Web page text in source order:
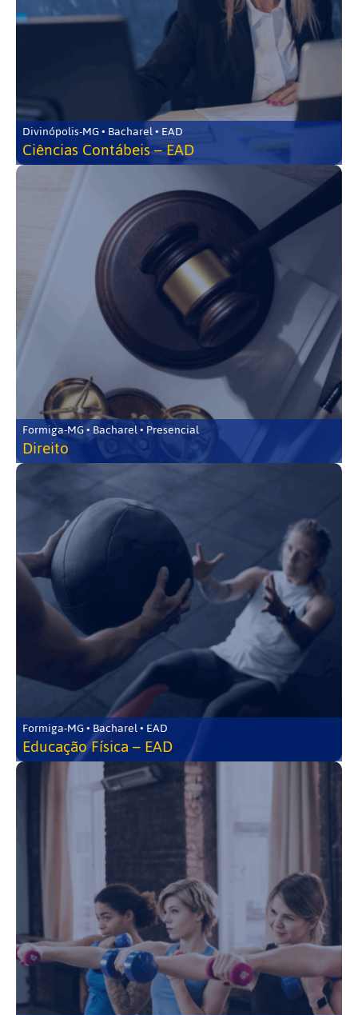
Divinópolis-MG • Bacharel • EAD
Ciências Contábeis – EAD
Formiga-MG • Bacharel • Presencial
Direito
Formiga-MG • Bacharel • EAD
Educação Física – EAD